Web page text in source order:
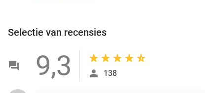
Selectie van recensies
9,3 138